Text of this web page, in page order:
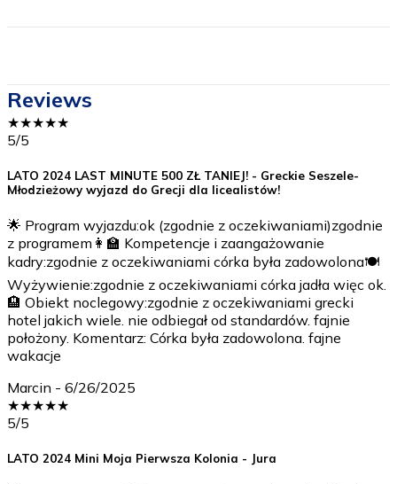
Reviews
★★★★★
5/5
LATO 2024 LAST MINUTE 500 ZŁ TANIEJ! - Greckie Seszele-
Młodzieżowy wyjazd do Grecji dla licealistów!
🌟 Program wyjazdu:ok (zgodnie z oczekiwaniami)zgodnie
z programem👩‍🏫 Kompetencje i zaangażowanie
kadry:zgodnie z oczekiwaniami córka była zadowolona🍽️
Wyżywienie:zgodnie z oczekiwaniami córka jadła więc ok.
🏨 Obiekt noclegowy:zgodnie z oczekiwaniami grecki
hotel jakich wiele. nie odbiegał od standardów. fajnie
położony. Komentarz: Córka była zadowolona. fajne
wakacje
Marcin - 6/26/2025
★★★★★
5/5
LATO 2024 Mini Moja Pierwsza Kolonia - Jura